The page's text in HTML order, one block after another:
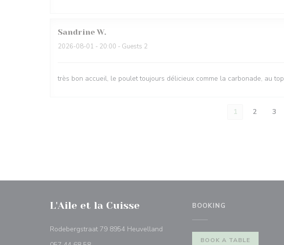
Sandrine W
2026-08-01 - 20:00 - Guests 2
très bon accueil, le poulet toujours délicieux comme la carbonade, au top
1 2 3
L'Aile et la Cuisse
Rodebergstraat 79 8954 Heuvelland
BOOKING
BOOK A TABLE